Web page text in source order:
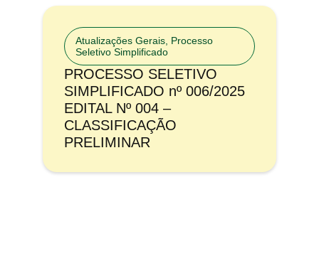
Atualizações Gerais Processo
Seletivo Simplificado
PROCESSO SELETIVO
SIMPLIFICADO nº 006/2025
EDITAL Nº 004 –
CLASSIFICAÇÃO
PRELIMINAR